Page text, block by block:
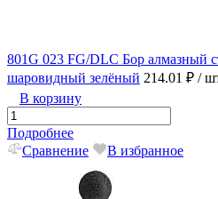
801G 023 FG/DLC Бор алмазный
шаровидный зелёный 214.01 ₽ /
В корзину
Подробнее
Сравнение
В избранное